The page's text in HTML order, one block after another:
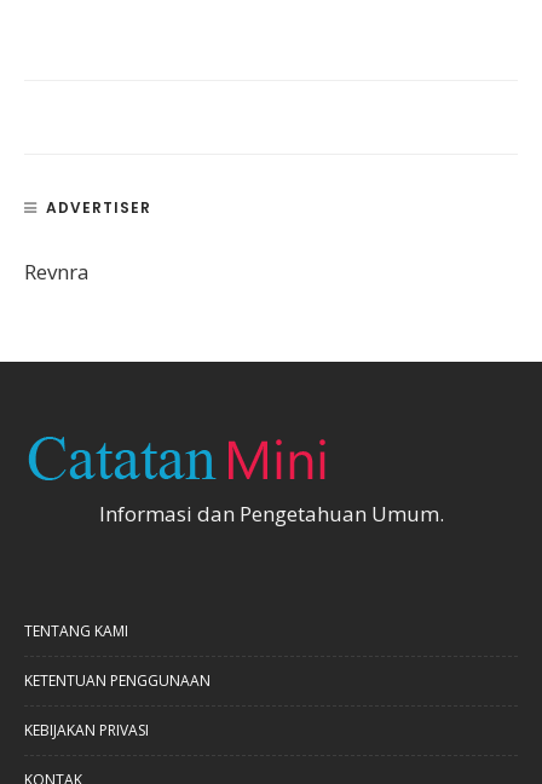
ADVERTISER
Revnra
Informasi dan Pengetahuan Umum.
TENTANG KAMI
KETENTUAN PENGGUNAAN
KEBIJAKAN PRIVASI